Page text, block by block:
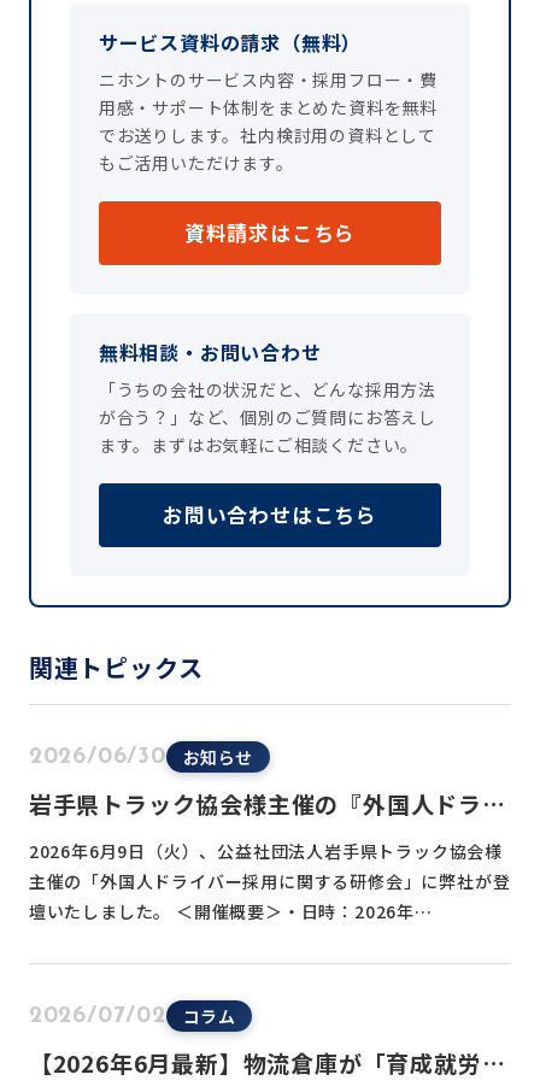
サービス資料の請求（無料）
ニホントのサービス内容・採用フロー・費
用感・サポート体制をまとめた資料を無料
でお送りします。社内検討用の資料として
もご活用いただけます。
資料請求はこちら
無料相談・お問い合わせ
「うちの会社の状況だと、どんな採用方法
が合う？」など、個別のご質問にお答えし
ます。まずはお気軽にご相談ください。
お問い合わせはこちら
関連トピックス
2026/06/30 お知らせ
岩手県トラック協会様主催の『外国人ドライ
た
2026年6月9日（火）、公益社団法人岩手県トラック協会様
主催の「外国人ドライバー採用に関する研修会」に弊社が登
壇いたしました。 ＜開催概要＞・日時：2026年…
2026/07/02 コラム
【2026年6月最新】物流倉庫が「育成就労」